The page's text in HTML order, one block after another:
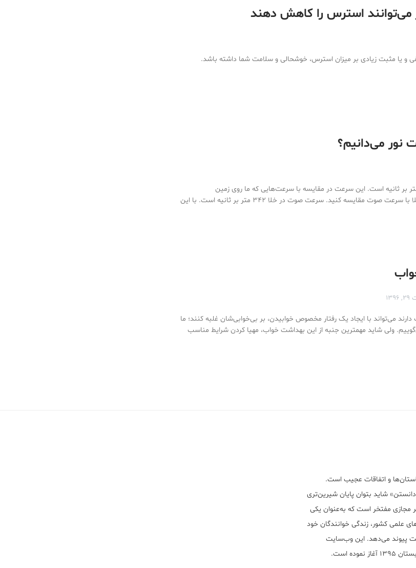
می‌توانند استرس را کاهش دهند
و یا مثبت زیادی بر میزان استرس، خوش­حالی و سلامت شما داشته باشد.
نور می‌دانیم؟
در خلا ۲۹۹۷۹۲ کیلومتر بر ثانیه است. این سرعت در مقایسه با سرعت‌هایی که ما روی زمین
می‌شناسیم بسیار زیاد است. مثلا با سرعت صوت مقایسه کنید. سرعت صوت در خلا ۳۴۲ متر بر ثانیه است. با این
می‌تواند با ایجاد یک رفتار مخصوص خوابیدن، بر بی‌خوابی‌شان غلبه کنند؛ ما
ولی شاید مهمترین جنبه از این بهداشت خواب، مهیا کردن شرایط مناسب
و اتفاقات عجیب است.
شاید بتوان پایان شیرین‌تری
مجازی مفتخر است که به‌عنوان یکی
علمی کشور، زندگی خوانندگان خود
پیوند می‌دهد. این وب‌سایت
است.